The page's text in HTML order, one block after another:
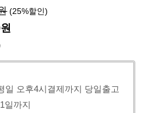
(25%할인)
일 오후4시결제까지 당일출고
일까지